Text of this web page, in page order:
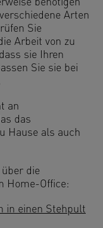
benötigen
Arten
Sie
Arbeit von zu
sie Ihren
Sie sie bei
an
das
Hause als auch
die
Home-Office:
in einen Stehpult